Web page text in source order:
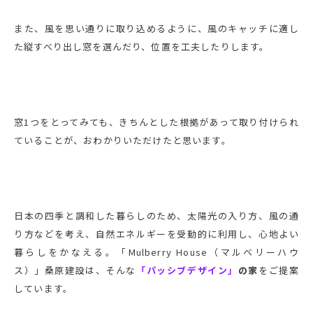
また、風を思い通りに取り込めるように、風のキャッチに適し
た縦すべり出し窓を選んだり、位置を工夫したりします。
窓1つをとってみても、きちんとした根拠があって取り付けられ
ていることが、おわかりいただけたと思います。
日本の四季と調和した暮らしのため、太陽光の入り方、風の通
り方などを考え、自然エネルギーを受動的に利用し、心地よい
暮らしをかなえる。「Mulberry House（マルベリーハウ
ス）」桑原建設は、そんな 「パッシブデザイン」 の家 をご提案
しています。